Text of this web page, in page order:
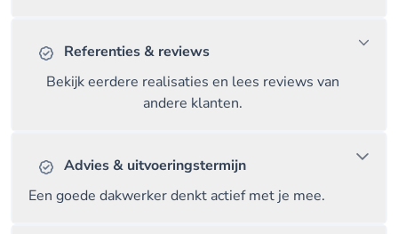
Referenties & reviews
Bekijk eerdere realisaties en lees reviews van
andere klanten.
Advies & uitvoeringstermijn
Een goede dakwerker denkt actief met je mee.